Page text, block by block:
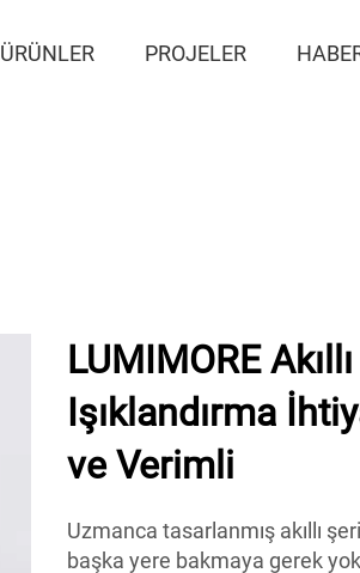
ÜRÜNLER PROJELER
LUMIMORE
Işıklandırma
ve Verimli
Uzmanca tasarlanmış akıllı
başka yere bakmaya gerek